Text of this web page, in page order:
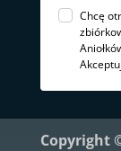
Chcę
Copyright